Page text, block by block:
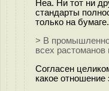
Неа. Ни тот ни
стандарты
только на бумаге.
> В
всех растоманов
Согласен
какое